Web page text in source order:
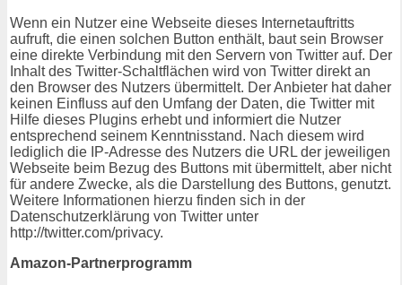
Wenn ein Nutzer eine Webseite dieses Internetauftritts
aufruft, die einen solchen Button enthält, baut sein Browser
eine direkte Verbindung mit den Servern von Twitter auf. Der
Inhalt des Twitter-Schaltflächen wird von Twitter direkt an
den Browser des Nutzers übermittelt. Der Anbieter hat daher
keinen Einfluss auf den Umfang der Daten, die Twitter mit
Hilfe dieses Plugins erhebt und informiert die Nutzer
entsprechend seinem Kenntnisstand. Nach diesem wird
lediglich die IP-Adresse des Nutzers die URL der jeweiligen
Webseite beim Bezug des Buttons mit übermittelt, aber nicht
für andere Zwecke, als die Darstellung des Buttons, genutzt.
Weitere Informationen hierzu finden sich in der
Datenschutzerklärung von Twitter unter
http://twitter.com/privacy.
Amazon-Partnerprogramm